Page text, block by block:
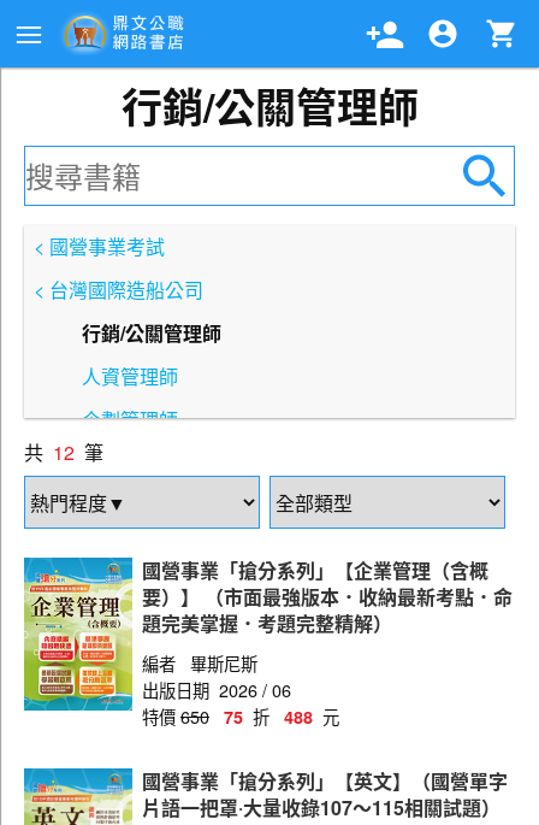
行銷/公關管理師
< 國營事業考試
< 台灣國際造船公司
行銷/公關管理師
人資管理師
企劃管理師
會計管理師
財會管理師
資訊管理師
業務管理師
一般工程師
工業工程工程師
造船工程師
資訊工程師
共 12 筆
國營事業「搶分系列」【企業管理（含概
要）】 （市面最強版本．收納最新考點．命
題完美掌握．考題完整精解）
編者 畢斯尼斯
出版日期 2026 / 06
特價650 75 折 488 元
國營事業「搶分系列」【英文】（國營單字
片語一把罩‧大量收錄107～115相關試題）